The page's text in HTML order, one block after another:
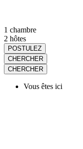
1 chambre
2 hôtes
POSTULEZ
CHERCHER
CHERCHER
Vous êtes ici